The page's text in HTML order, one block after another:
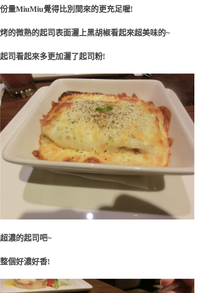
份量MiuMiu覺得比別間來的更充足喔!
烤的微熟的起司表面灑上黑胡椒看起來超美味的~
起司看起來多更加灑了起司粉!
超濃的起司吧~
整個好濃好香!